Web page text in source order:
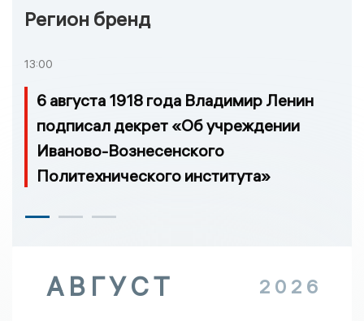
Регион бренд
13:00
6 августа 1918 года Владимир Ленин
подписал декрет «Об учреждении
Иваново-Вознесенского
Политехнического института»
АВГУСТ 2026